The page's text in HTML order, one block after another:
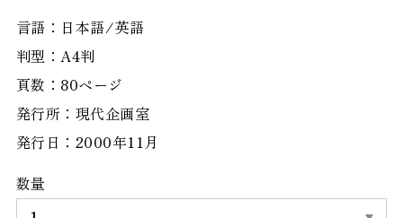
言語：日本語/英語
判型：A4判
頁数：80ページ
発行所：現代企画室
発行日：2000年11月
数量